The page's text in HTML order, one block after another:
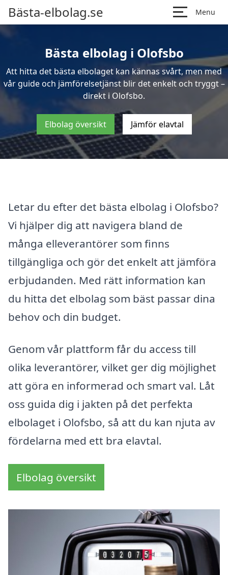
Bästa-elbolag.se Menu
Bästa elbolag i Olofsbo
Att hitta det bästa elbolaget kan kännas svårt, men med
vår guide och jämförelsetjänst blir det enkelt och tryggt –
direkt i Olofsbo.
Elbolag översikt Jämför elavtal
Letar du efter det bästa elbolag i Olofsbo?
Vi hjälper dig att navigera bland de
många elleverantörer som finns
tillgängliga och gör det enkelt att jämföra
erbjudanden. Med rätt information kan
du hitta det elbolag som bäst passar dina
behov och din budget.
Genom vår plattform får du access till
olika leverantörer, vilket ger dig möjlighet
att göra en informerad och smart val. Låt
oss guida dig i jakten på det perfekta
elbolaget i Olofsbo, så att du kan njuta av
fördelarna med ett bra elavtal.
Elbolag översikt